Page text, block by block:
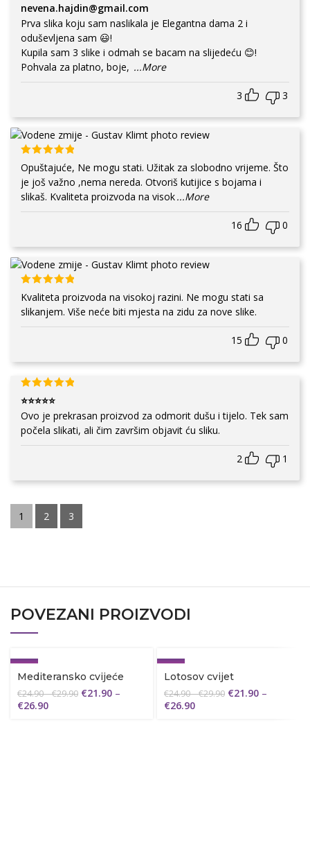
nevena.hajdin@gmail.com
Prva slika koju sam naslikala je Elegantna dama 2 i
oduševljena sam 😃!
Kupila sam 3 slike i odmah se bacam na slijedeću 😊!
Pohvala za platno, boje, ...More
3 3
Opuštajuće, Ne mogu stati. Užitak za slobodno vrijeme. Što
je još važno ,nema nereda. Otvoriš kutijice s bojama i
slikaš. Kvaliteta proizvoda na visok...More
16 0
Kvaliteta proizvoda na visokoj razini. Ne mogu stati sa
slikanjem. Više neće biti mjesta na zidu za nove slike.
15 0
⭐⭐⭐⭐⭐
Ovo je prekrasan proizvod za odmorit dušu i tijelo. Tek sam
počela slikati, ali čim završim objavit ću sliku.
2 1
1 2 3
POVEZANI PROIZVODI
-12%
Mediteransko cvijeće
€24.90–€29.90 €21.90 –
€26.90
-12%
Lotosov cvijet
€24.90–€29.90 €21.90 –
€26.90